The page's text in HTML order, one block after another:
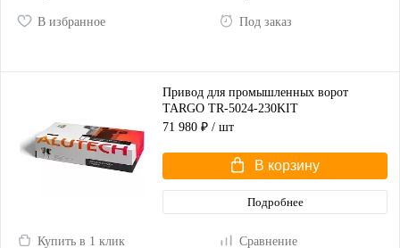
В избранное Под заказ
Привод для промышленных ворот
TARGO TR-5024-230KIT
71 980 ₽ / шт
В корзину
Подробнее
Купить в 1 клик Сравнение